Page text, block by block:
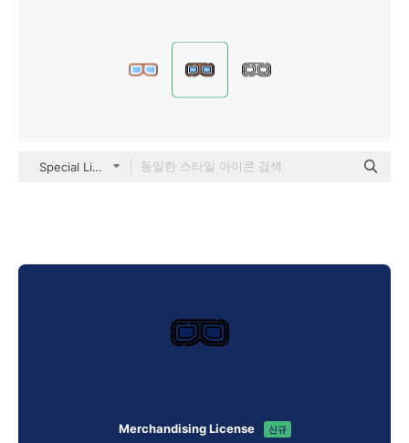
Special Lineal color
Merchandising License 신규